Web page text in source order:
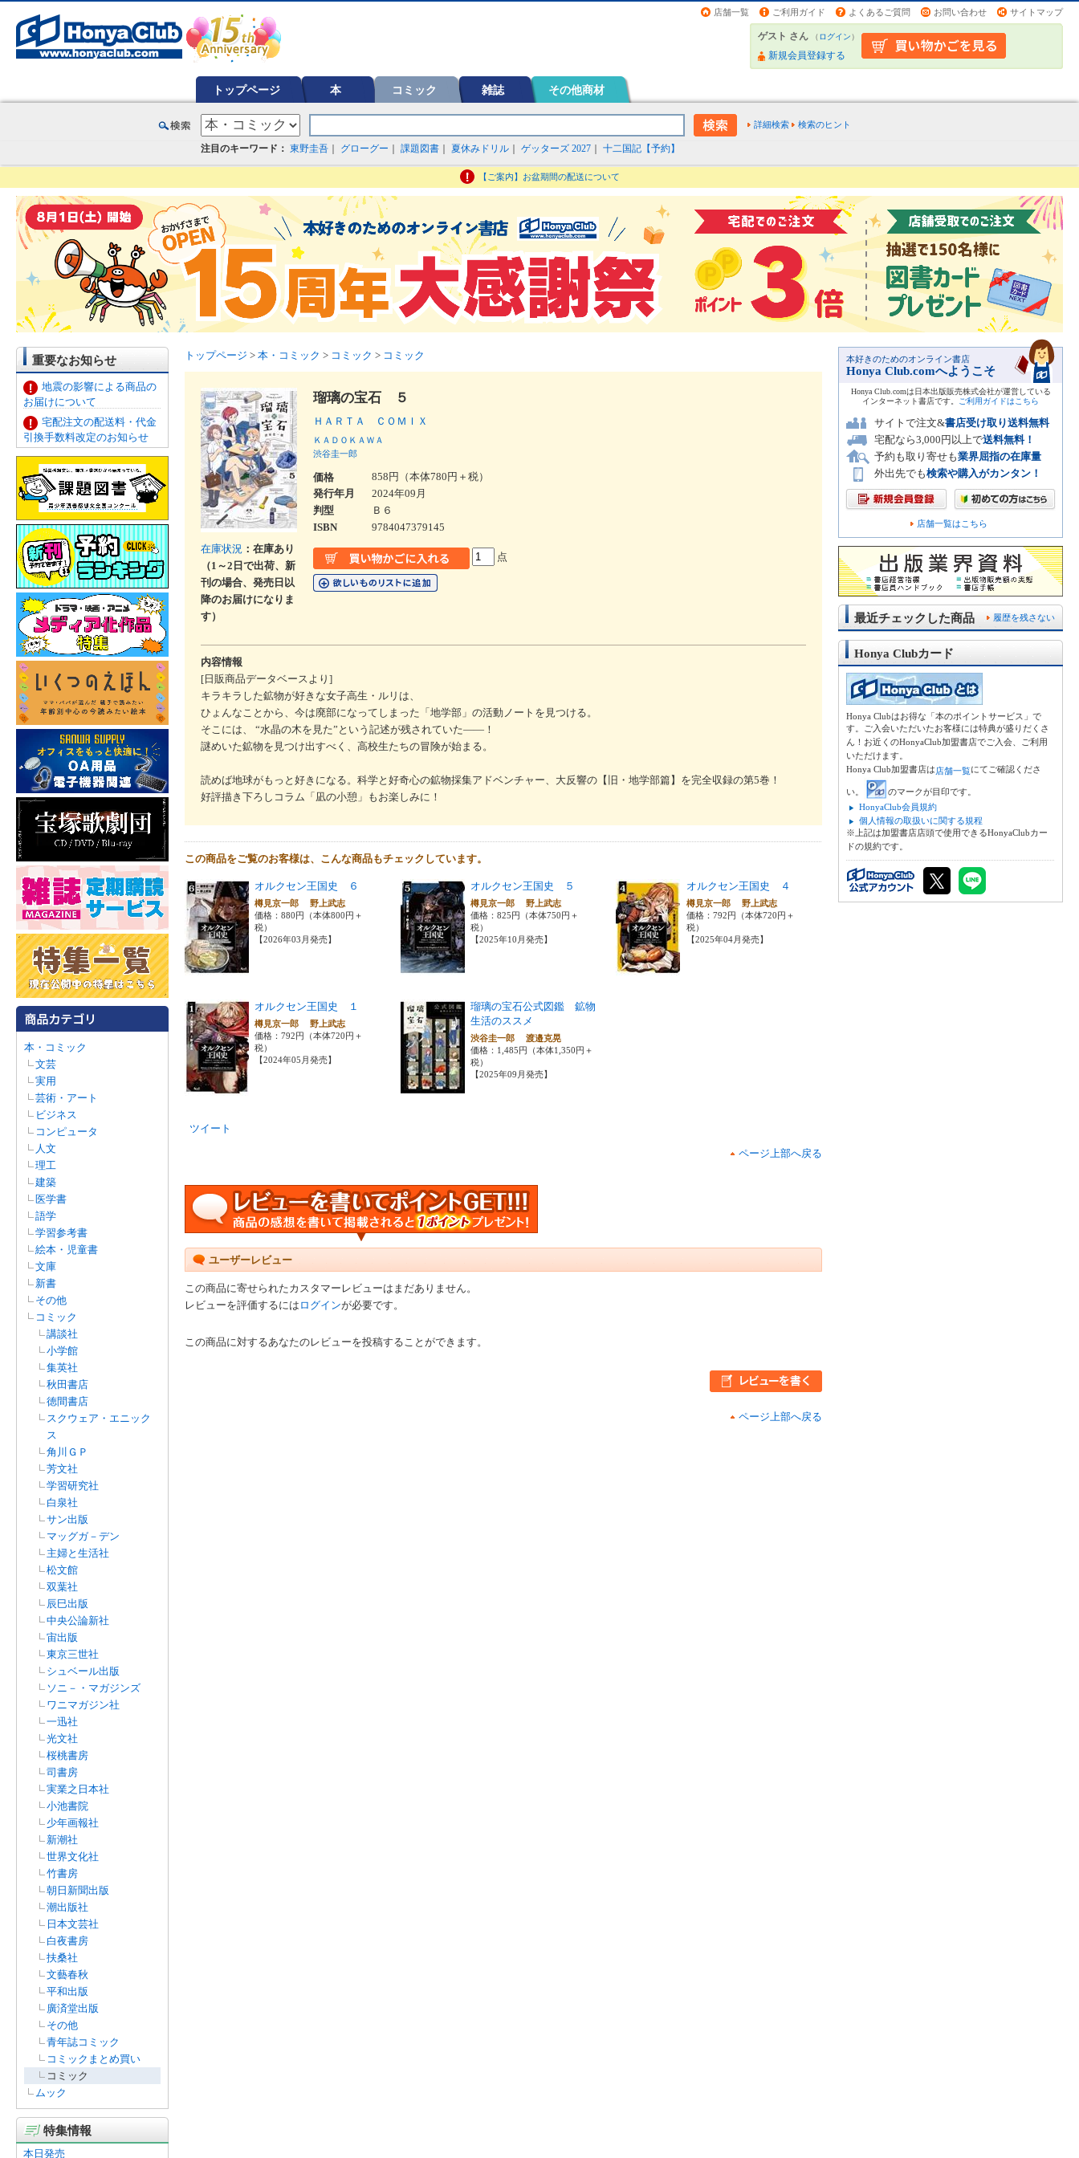
店舗一覧 ご利用ガイド よくあるご質問 お問い合わせ サイトマップ
ゲスト さん （ログイン）
新規会員登録する
トップページ 本 コミック 雑誌 その他商材
詳細検索 検索のヒント
注目のキーワード： 東野圭吾 グローグー 課題図書 夏休みドリル ゲッターズ 2027 十二国記【予約】
【ご案内】お盆期間の配送について
重要なお知らせ
地震の影響による商品の
お届けについて
宅配注文の配送料・代金
引換手数料改定のお知らせ
本・コミック
文芸
実用
芸術・アート
ビジネス
コンピュータ
人文
理工
建築
医学書
語学
学習参考書
絵本・児童書
文庫
新書
その他
コミック
講談社
小学館
集英社
秋田書店
徳間書店
スクウェア・エニック
ス
角川ＧＰ
芳文社
学習研究社
白泉社
サン出版
マッグガ－デン
主婦と生活社
松文館
双葉社
辰巳出版
中央公論新社
宙出版
東京三世社
シュベール出版
ソニ－・マガジンズ
ワニマガジン社
一迅社
光文社
桜桃書房
司書房
実業之日本社
小池書院
少年画報社
新潮社
世界文化社
竹書房
朝日新聞出版
潮出版社
日本文芸社
白夜書房
扶桑社
文藝春秋
平和出版
廣済堂出版
その他
青年誌コミック
コミックまとめ買い
コミック
ムック
特集情報
本日発売
トップページ > 本・コミック > コミック > コミック
在庫状況 ：在庫あり
（1～2日で出荷、新
刊の場合、発売日以
降のお届けになりま
す）
瑠璃の宝石 ５
ＨＡＲＴＡ ＣＯＭＩＸ
ＫＡＤＯＫＡＷＡ
渋谷圭一郎
価格
858円（本体780円＋税）
発行年月
2024年09月
判型
Ｂ６
ISBN
9784047379145
点
内容情報
[日販商品データベースより]
キラキラした鉱物が好きな女子高生・ルリは、
ひょんなことから、今は廃部になってしまった「地学部」の活動ノートを見つける。
そこには、 “水晶の木を見た”という記述が残されていた――！
謎めいた鉱物を見つけ出すべく、高校生たちの冒険が始まる。
読めば地球がもっと好きになる。科学と好奇心の鉱物採集アドベンチャー、大反響の【旧・地学部篇】を完全収録の第5巻！
好評描き下ろしコラム「凪の小憩」もお楽しみに！
この商品をご覧のお客様は、こんな商品もチェックしています。
オルクセン王国史 ６
樽見京一郎 野上武志
価格：880円（本体800円＋
税）
【2026年03月発売】
オルクセン王国史 ５
樽見京一郎 野上武志
価格：825円（本体750円＋
税）
【2025年10月発売】
オルクセン王国史 ４
樽見京一郎 野上武志
価格：792円（本体720円＋
税）
【2025年04月発売】
オルクセン王国史 １
樽見京一郎 野上武志
価格：792円（本体720円＋
税）
【2024年05月発売】
瑠璃の宝石公式図鑑 鉱物
生活のススメ
渋谷圭一郎 渡邉克晃
価格：1,485円（本体1,350円＋
税）
【2025年09月発売】
ツイート
ページ上部へ戻る
ユーザーレビュー
この商品に寄せられたカスタマーレビューはまだありません。
レビューを評価するには ログインが必要です。
この商品に対するあなたのレビューを投稿することができます。
ページ上部へ戻る
本好きのためのオンライン書店
Honya Club.comへようこそ
Honya Club.comは日本出版販売株式会社が運営している
インターネット書店です。
ご利用ガイドはこちら
サイトで注文&書店受け取り送料無料
宅配なら3,000円以上で送料無料！
予約も取り寄せも業界屈指の在庫量
外出先でも検索や購入がカンタン！
店舗一覧はこちら
履歴を残さない
最近チェックした商品
Honya Clubカード
Honya Clubはお得な「本のポイントサービス」で
す。ご入会いただいたお客様には特典が盛りだくさ
ん！お近くのHonyaClub加盟書店でご入会、ご利用
いただけます。
Honya Club加盟書店は店舗一覧にてご確認くださ
い。
のマークが目印です。
HonyaClub会員規約
個人情報の取扱いに関する規程
※上記は加盟書店店頭で使用できるHonyaClubカー
ドの規約です。